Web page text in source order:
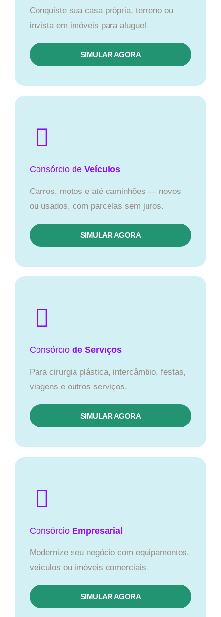
Conquiste sua casa própria, terreno ou
invista em imóveis para aluguel.
SIMULAR AGORA​
Consórcio de Veículos
Carros, motos e até caminhões — novos
ou usados, com parcelas sem juros.
SIMULAR AGORA
Consórcio de Serviços
Para cirurgia plástica, intercâmbio, festas,
viagens e outros serviços.
SIMULAR AGORA
Consórcio Empresarial
Modernize seu negócio com equipamentos,
veículos ou imóveis comerciais.
SIMULAR AGORA